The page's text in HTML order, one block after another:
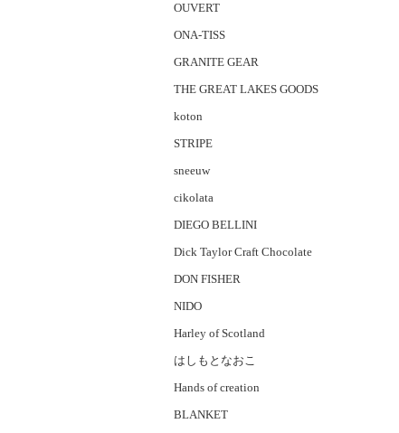
OUVERT
ONA-TISS
GRANITE GEAR
THE GREAT LAKES GOODS
koton
STRIPE
sneeuw
cikolata
DIEGO BELLINI
Dick Taylor Craft Chocolate
DON FISHER
NIDO
Harley of Scotland
はしもとなおこ
Hands of creation
BLANKET